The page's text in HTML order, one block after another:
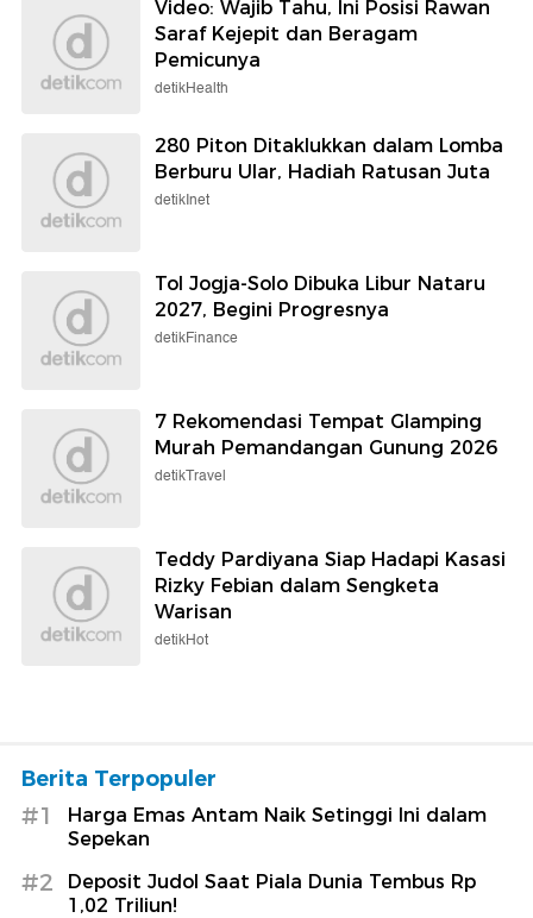
Video: Wajib Tahu, Ini Posisi Rawan
Saraf Kejepit dan Beragam
Pemicunya
detikHealth
280 Piton Ditaklukkan dalam Lomba
Berburu Ular, Hadiah Ratusan Juta
detikInet
Tol Jogja-Solo Dibuka Libur Nataru
2027, Begini Progresnya
detikFinance
7 Rekomendasi Tempat Glamping
Murah Pemandangan Gunung 2026
detikTravel
Teddy Pardiyana Siap Hadapi Kasasi
Rizky Febian dalam Sengketa
Warisan
detikHot
Berita Terpopuler
#1
Harga Emas Antam Naik Setinggi Ini dalam
Sepekan
#2
Deposit Judol Saat Piala Dunia Tembus Rp
1,02 Triliun!